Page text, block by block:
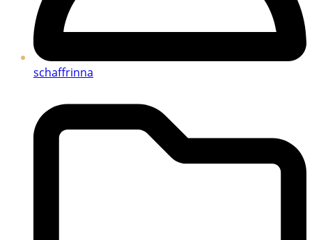
schaffrinna